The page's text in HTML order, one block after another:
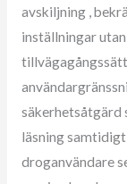
avskiljning ,
inställningar
säkerhetsåtgärd
läsning
droganvändare